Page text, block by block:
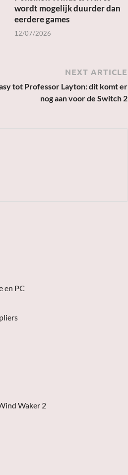
wordt mogelijk duurder dan
eerdere games
12/07/2026
NEXT ARTICLE
tot Professor Layton: dit komt er
nog aan voor de Switch 2
en PC
Waker 2